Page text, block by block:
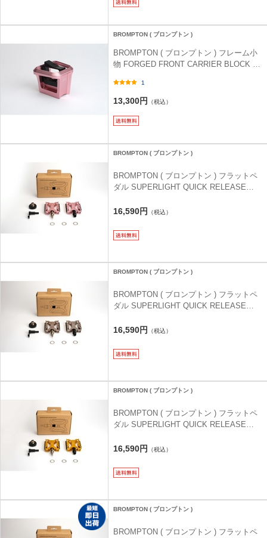
BROMPTON ( ブロンプトン )
BROMPTON ( ブロンプトン ) フレーム小
物 FORGED FRONT CARRIER BLOCK (
ピンク
1
13,300円 （税込）
BROMPTON ( ブロンプトン )
BROMPTON ( ブロンプトン ) フラットペ
ダル SUPERLIGHT QUICK RELEASE
ス ペダル ) ピンク
16,590円 （税込）
BROMPTON ( ブロンプトン )
BROMPTON ( ブロンプトン ) フラットペ
ダル SUPERLIGHT QUICK RELEASE
ス ペダル ) シルバー
16,590円 （税込）
BROMPTON ( ブロンプトン )
BROMPTON ( ブロンプトン ) フラットペ
ダル SUPERLIGHT QUICK RELEASE
ス ペダル ) ゴールド
16,590円 （税込）
BROMPTON ( ブロンプトン )
BROMPTON ( ブロンプトン ) フラットペ